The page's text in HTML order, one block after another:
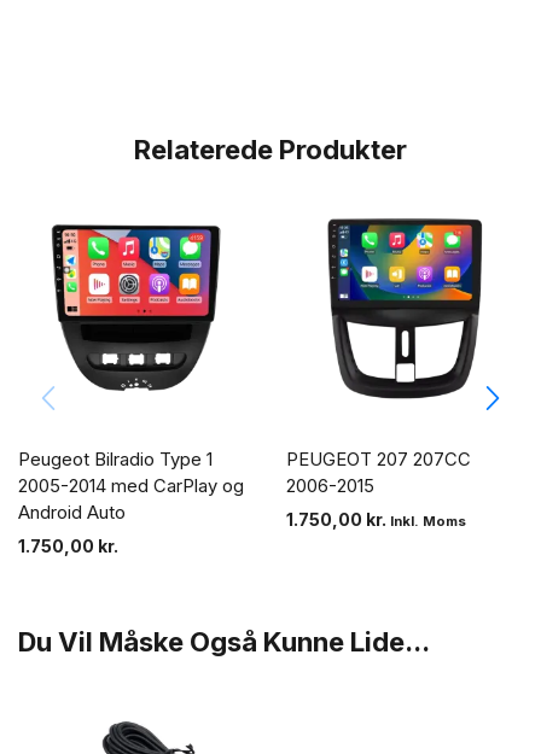
Relaterede Produkter
Peugeot Bilradio Type 1
2005-2014 med CarPlay og
Android Auto
1.750,00 kr.
PEUGEOT 207 207CC
2006-2015
1.750,00 kr. Inkl. Moms
Du Vil Måske Også Kunne Lide...